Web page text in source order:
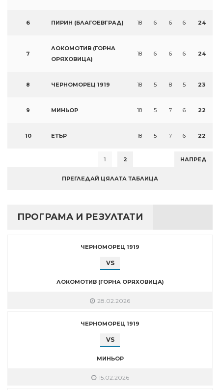
6 ПИРИН (БЛАГОЕВГРАД) 18 6 6 6 24
7
ЛОКОМОТИВ (ГОРНА
ОРЯХОВИЦА)
18 6 6 6 24
8 ЧЕРНОМОРЕЦ 1919 18 5 8 5 23
9 МИНЬОР 18 5 7 6 22
10 ЕТЪР 18 5 7 6 22
1 2 НАПРЕД
ПРЕГЛЕДАЙ ЦЯЛАТА ТАБЛИЦА
ПРОГРАМА И РЕЗУЛТАТИ
ЧЕРНОМОРЕЦ 1919
VS
ЛОКОМОТИВ (ГОРНА ОРЯХОВИЦА)
28.02.2026
ЧЕРНОМОРЕЦ 1919
VS
МИНЬОР
15.02.2026